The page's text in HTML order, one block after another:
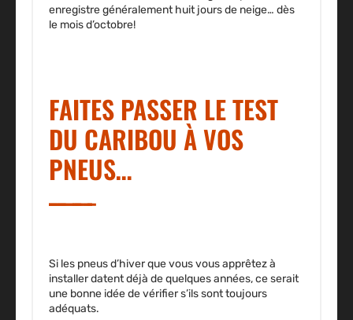
enregistre généralement huit jours de neige… dès
le mois d’octobre!
FAITES PASSER LE TEST
DU CARIBOU À VOS
PNEUS…
Si les pneus d’hiver que vous vous apprêtez à
installer datent déjà de quelques années, ce serait
une bonne idée de vérifier s’ils sont toujours
adéquats.